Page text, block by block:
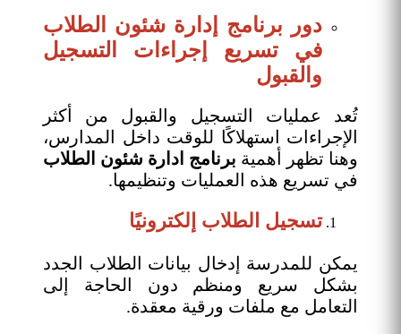
دور برنامج إدارة شئون الطلاب
في تسريع إجراءات التسجيل
والقبول
تُعد عمليات التسجيل والقبول من أكثر
الإجراءات استهلاكًا للوقت داخل المدارس،
وهنا تظهر أهمية برنامج ادارة شئون الطلاب
في تسريع هذه العمليات وتنظيمها.
تسجيل الطلاب إلكترونيًا
يمكن للمدرسة إدخال بيانات الطلاب الجدد
بشكل سريع ومنظم دون الحاجة إلى
التعامل مع ملفات ورقية معقدة.